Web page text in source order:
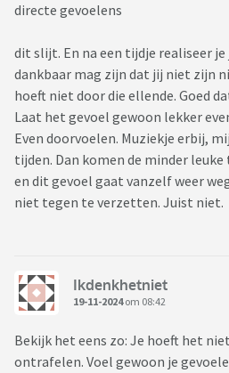
directe gevoelens
dit slijt. En na een tijdje realiseer
dankbaar mag zijn dat jij niet zijn
hoeft niet door die ellende. Goed
Laat het gevoel gewoon lekker
Even doorvoelen. Muziekje erbij,
tijden. Dan komen de minder
en dit gevoel gaat vanzelf weer
niet tegen te verzetten. Juist niet.
Ikdenkhetniet
19-11-2024om 08:42
Bekijk het eens zo: Je hoeft het
ontrafelen. Voel gewoon je